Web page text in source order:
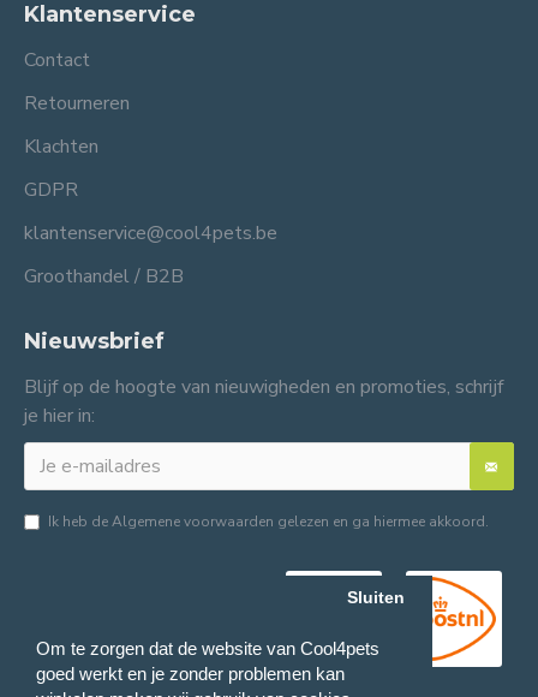
Om te zorgen dat de website van Cool4pets
goed werkt en je zonder problemen kan
Sluiten
Klantenservice
Contact
Retourneren
Klachten
GDPR
klantenservice@cool4pets.be
Groothandel / B2B
Nieuwsbrief
Blijf op de hoogte van nieuwigheden en promoties, schrijf
je hier in:
Ik heb deAlgemene voorwaarden gelezen en ga hiermee akkoord.